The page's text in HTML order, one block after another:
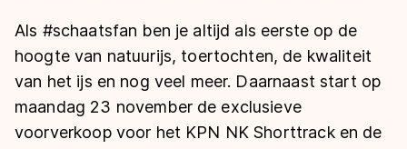
Langebaan
Shorttrack
Inlineskaten
Uitslagen
Langebaan
Shorttrack
Marathon
Tijden & historie
Ranglijsten Langebaan
Als #schaatsfan ben je altijd als eerste op de
hoogte van natuurijs, toertochten, de kwaliteit
van het ijs en nog veel meer. Daarnaast start op
maandag 23 november de exclusieve
voorverkoop voor het KPN NK Shorttrack en de